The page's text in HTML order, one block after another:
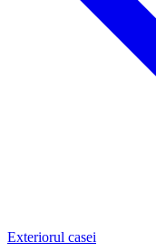
Exteriorul casei